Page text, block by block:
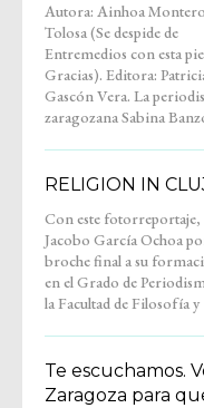
Autora: Ainhoa Montero
Tolosa (Se despide de
Entremedios con esta
Gracias). Editora: Patricia
Gascón Vera. La periodista
zaragozana Sabina
tras años como reportera de
televisión y locutora de spots
para grandes
comenzó su andadura en
RELIGION IN
Con este fotorreportaje,
Jacobo García Ochoa
broche final a su
en el Grado de
la Facultad de Filosofía y
Letras y cierra también su
etapa como
Entremedios. Su trabajo
Te escuchamos.
Zaragoza para